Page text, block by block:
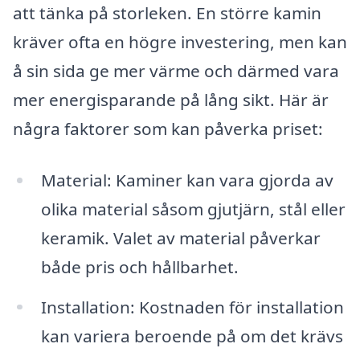
att tänka på storleken. En större kamin
kräver ofta en högre investering, men kan
å sin sida ge mer värme och därmed vara
mer energisparande på lång sikt. Här är
några faktorer som kan påverka priset:
Material: Kaminer kan vara gjorda av
olika material såsom gjutjärn, stål eller
keramik. Valet av material påverkar
både pris och hållbarhet.
Installation: Kostnaden för installation
kan variera beroende på om det krävs